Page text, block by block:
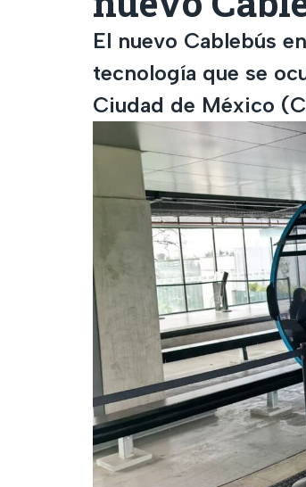
El nuevo Cablebús
tecnología que se
Ciudad de México